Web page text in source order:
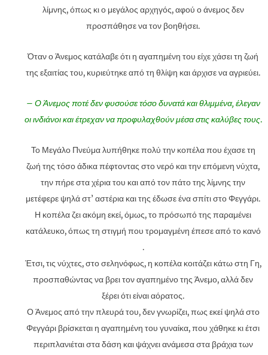
λίμνης, όπως κι ο μεγάλος αρχηγός, αφού ο άνεμος δεν
προσπάθησε να τον βοηθήσει.
Όταν ο Άνεμος κατάλαβε ότι η αγαπημένη του είχε χάσει τη ζωή
της εξαιτίας του, κυριεύτηκε από τη θλίψη και άρχισε να αγριεύει.
– Ο Άνεμος ποτέ δεν φυσούσε τόσο δυνατά και θλιμμένα, έλεγαν
οι ινδιάνοι και έτρεχαν να προφυλαχθούν μέσα στις καλύβες τους.
Το Μεγάλο Πνεύμα λυπήθηκε πολύ την κοπέλα που έχασε τη
ζωή της τόσο άδικα πέφτοντας στο νερό και την επόμενη νύχτα,
την πήρε στα χέρια του και από τον πάτο της λίμνης την
μετέφερε ψηλά στ’ αστέρια και της έδωσε ένα σπίτι στο Φεγγάρι.
Η κοπέλα ζει ακόμη εκεί, όμως, το πρόσωπό της παραμένει
κατάλευκο, όπως τη στιγμή που τρομαγμένη έπεσε από το κανό
.
Έτσι, τις νύχτες, στο σεληνόφως, η κοπέλα κοιτάζει κάτω στη Γη,
προσπαθώντας να βρει τον αγαπημένο της Άνεμο, αλλά δεν
ξέρει ότι είναι αόρατος.
Ο Άνεμος από την πλευρά του, δεν γνωρίζει, πως εκεί ψηλά στο
Φεγγάρι βρίσκεται η αγαπημένη του γυναίκα, που χάθηκε κι έτσι
περιπλανιέται στα δάση και ψάχνει ανάμεσα στα βράχια των